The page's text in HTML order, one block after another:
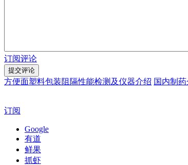
订阅评论
方便面塑料包装阻隔性能检测及仪器介绍 国内制
订阅
Google
有道
鲜果
抓虾